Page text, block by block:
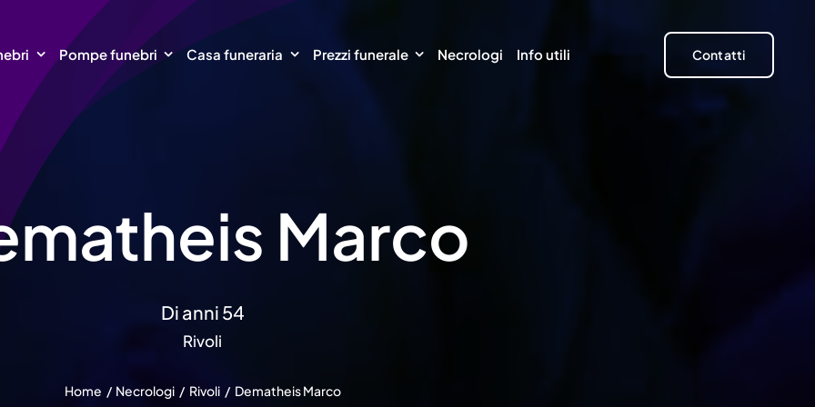
Pompe funebri Casa funeraria Prezzi funerale Necrologi Info utili Contatti
Marco
Di anni 54
Rivoli
Home Necrologi Rivoli Dematheis Marco